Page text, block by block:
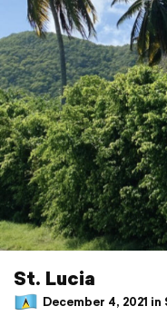
St. Lucia
December 4, 2021 in